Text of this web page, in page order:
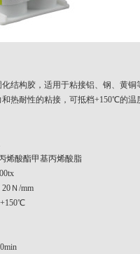
化结构胶，适用于粘接铝、钢、黄
热耐性的粘接，可抵档+150℃的
酯甲基丙烯酸脂
Ｎ/mm